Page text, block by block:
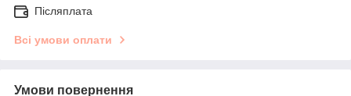
Післяплата
Всі умови оплати
Умови повернення